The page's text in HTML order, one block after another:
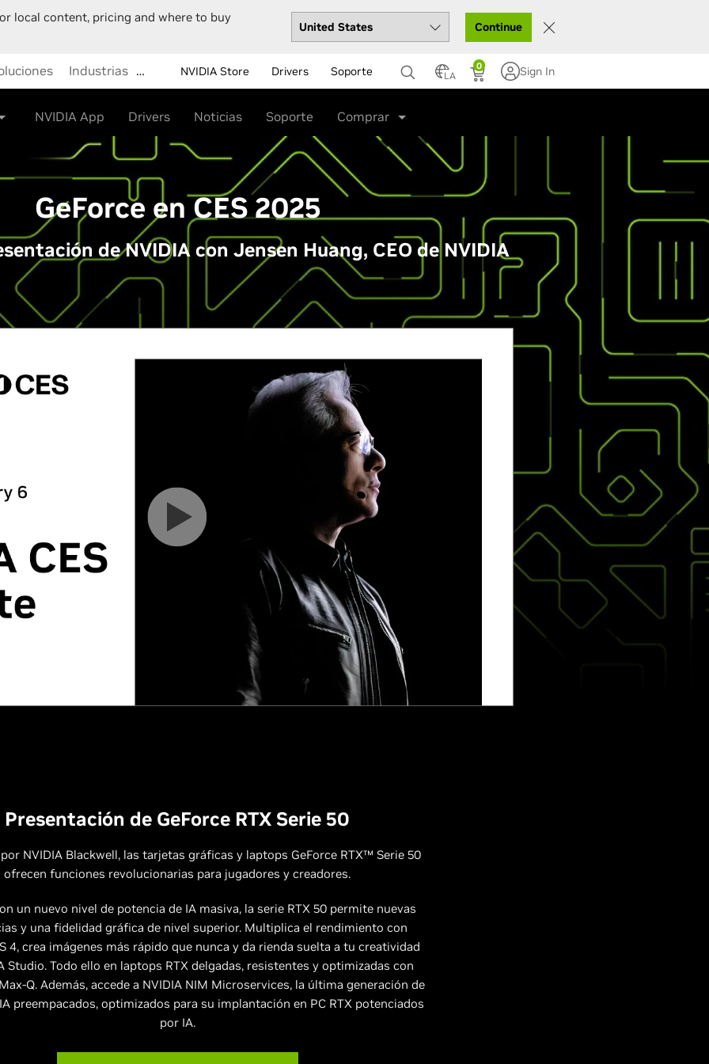
local content, pricing and where to buy
Continue
Industrias … NVIDIA Store Drivers Soporte LA
0 Sign In
NVIDIA App Drivers Noticias Soporte Comprar
GeForce en CES 2025
de NVIDIA con Jensen Huang, CEO de NVIDIA
Presentación de GeForce RTX Serie 50
NVIDIA Blackwell, las tarjetas gráficas y laptops GeForce RTX™ Serie 50
ofrecen funciones revolucionarias para jugadores y creadores.
un nuevo nivel de potencia de IA masiva, la serie RTX 50 permite nuevas
y una fidelidad gráfica de nivel superior. Multiplica el rendimiento con
4, crea imágenes más rápido que nunca y da rienda suelta a tu creatividad
Studio. Todo ello en laptops RTX delgadas, resistentes y optimizadas con
Q. Además, accede a NVIDIA NIM Microservices, la última generación de
preempacados, optimizados para su implantación en PC RTX potenciados
por IA.